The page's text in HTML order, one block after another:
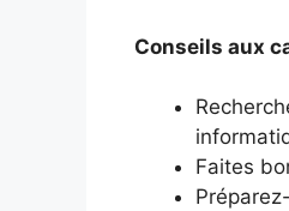
Conseils aux
Faites